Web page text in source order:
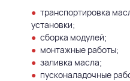
транспортировка
установки;
сборка модулей;
монтажные работы;
заливка масла;
пусконаладочные